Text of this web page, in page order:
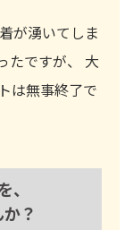
が湧いてしま
たですが、 大
は無事終了で
？